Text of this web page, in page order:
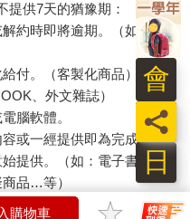
，麥卡勒布已成為世上的富
乎是明智之舉。
家金・尼爾森（Kim
。他向我說明：「如果兩人
就知道Mt. Gox在2011年6月
特幣，而且傑德還提出了幾
到底有沒有真的去嘗試其中
萬2400美元。
了，想著自己總會找到解決
提供7天的猶豫期：
約時即將逾期。（如：生
付。（客製化商品）
、外文雜誌）
腦軟體。
或一經提供即為完成之線
提供。（如：電子書、電
品…等）
：內衣褲、刮鬍刀、除毛
日
員
會